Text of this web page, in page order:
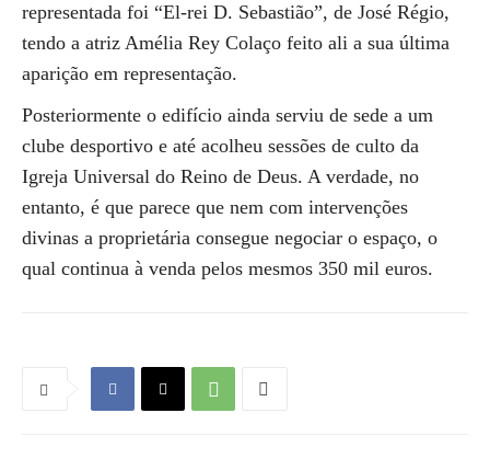
representada foi “El-rei D. Sebastião”, de José Régio,
tendo a atriz Amélia Rey Colaço feito ali a sua última
aparição em representação.
Posteriormente o edifício ainda serviu de sede a um
clube desportivo e até acolheu sessões de culto da
Igreja Universal do Reino de Deus. A verdade, no
entanto, é que parece que nem com intervenções
divinas a proprietária consegue negociar o espaço, o
qual continua à venda pelos mesmos 350 mil euros.